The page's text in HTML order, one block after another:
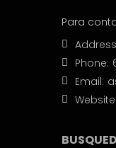
Para
Phone:
Email:
Website: